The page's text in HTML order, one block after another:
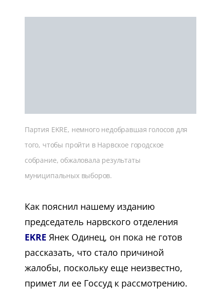
Партия EKRE, немного недобравшая голосов для
того, чтобы пройти в Нарвское городское
собрание, обжаловала результаты
муниципальных выборов.
Как пояснил нашему изданию
председатель нарвского отделения
EKRE Янек Одинец, он пока не готов
рассказать, что стало причиной
жалобы, поскольку еще неизвестно,
примет ли ее Госсуд к рассмотрению.